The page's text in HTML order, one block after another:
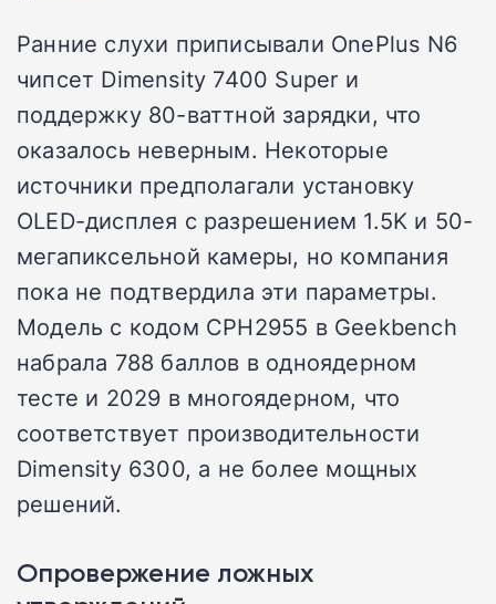
Ранние слухи приписывали OnePlus N6
чипсет Dimensity 7400 Super и
поддержку 80-ваттной зарядки, что
оказалось неверным. Некоторые
источники предполагали установку
OLED-дисплея с разрешением 1.5K и 50-
мегапиксельной камеры, но компания
пока не подтвердила эти параметры.
Модель с кодом CPH2955 в Geekbench
набрала 788 баллов в одноядерном
тесте и 2029 в многоядерном, что
соответствует производительности
Dimensity 6300, а не более мощных
решений.
Опровержение ложных